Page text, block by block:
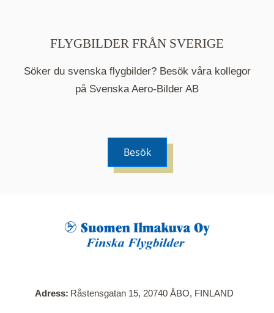
När du klickar på en serie så öppnas en ny flik.
Här visas en karta över bilder med kända
FLYGBILDER FRÅN SVERIGE
Söker du svenska flygbilder? Besök våra kollegor
på Svenska Aero-Bilder AB
Besök
Adress Råstensgatan 15, 20740 ÅBO, FINLAND